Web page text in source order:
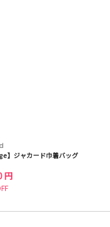
】ジャカード巾着バッグ
円